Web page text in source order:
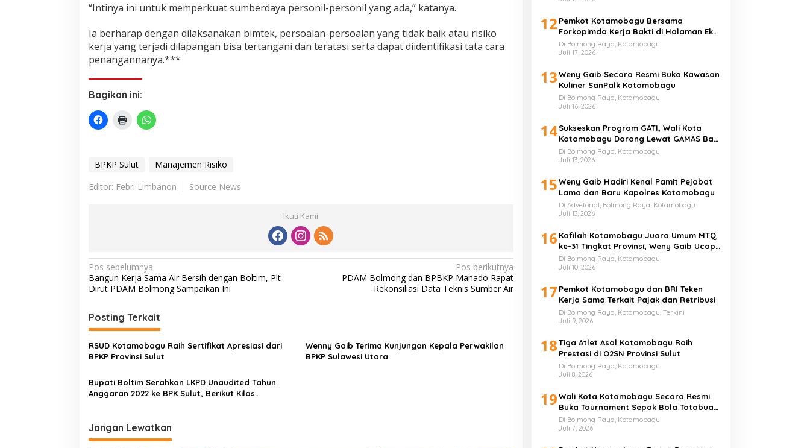
“Intinya ini untuk memperkuat sumberdaya personil-personil yang ada,” katanya.
Ia berharap dengan dilaksanakan bimtek, persoalan-persoalan yang tidak baik atau risiko
kerja yang terjadi dilapangan bisa tertangani dan teratasi serta dapat diidentifikasi tata cara
penangannanya.***
Bagikan ini:
BPKP Sulut
Manajemen Risiko
Editor: Febri Limbanon
Source News
Ikuti Kami
N
a
i
g
a
i
o
s
Pos sebelumnya
Bangun Kerja Sama Air Bersih dengan Boltim, Plt
Dirut PDAM Bolmong Sampaikan Ini
Pos berikutnya
PDAM Bolmong dan BPBKP Manado Rapat
Rekonsiliasi Data Teknis Sumber Air
Posting Terkait
RSUD Kotamobagu Raih Sertifikat Apresiasi dari
BPKP Provinsi Sulut
Wenny Gaib Terima Kunjungan Kepala Perwakilan
BPKP Sulawesi Utara
Bupati Boltim Serahkan LKPD Unaudited Tahun
Anggaran 2022 ke BPK Sulut, Berikut Kilas
Jangan Lewatkan
12 Pemkot Kotamobagu Bersama
Forkopimda Kerja Bakti di Halaman Eks
Kantor Bupati Bolmong
Di Bolmong Raya, Kotamobagu
Juli 17, 2026
13Weny Gaib Secara Resmi Buka Kawasan
Kuliner SanPalk Kotamobagu
Di Bolmong Raya, Kotamobagu
Juli 16, 2026
14 Sukseskan Program GATI, Wali Kota
Kotamobagu Dorong Lewat GAMAS Bagi
Anak Sekolah
Di Bolmong Raya, Kotamobagu
Juli 13, 2026
15Weny Gaib Hadiri Kenal Pamit Pejabat
Lama dan Baru Kapolres Kotamobagu
Di Advetorial, Bolmong Raya, Kotamobagu
Juli 13, 2026
16 Kafilah Kotamobagu Juara Umum MTQ
ke-31 Tingkat Provinsi, Weny Gaib Ucap
Syukur
Di Bolmong Raya, Kotamobagu
Juli 10, 2026
17 Pemkot Kotamobagu dan BRI Teken
Kerja Sama Terkait Pajak dan Retribusi
Di Bolmong Raya, Kotamobagu, Terkini
Juli 9, 2026
18Tiga Atlet Asal Kotamobagu Raih
Prestasi di O2SN Provinsi Sulut
Di Bolmong Raya, Kotamobagu
Juli 8, 2026
19Wali Kota Kotamobagu Secara Resmi
Buka Tournament Sepak Bola Totabuan
Champion League
Di Bolmong Raya, Kotamobagu
Juli 7, 2026